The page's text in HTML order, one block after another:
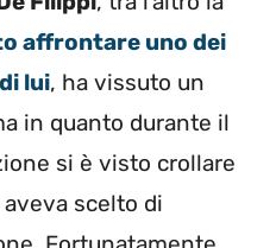
affrontare uno dei
lui, ha vissuto un
in quanto durante il
si è visto crollare
scelto di